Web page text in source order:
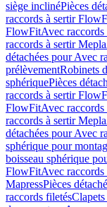
siège inclinéPièces
raccords à sertir
FlowFitAvec
raccords à sertir Mepla
détachées pour Avec
prélèvementRobinets
sphériquePièces
raccords à sertir
FlowFitAvec
raccords à sertir Mepla
détachées pour Avec
sphérique pour
boisseau sphérique
FlowFitAvec
MapressPièces
raccords filetés